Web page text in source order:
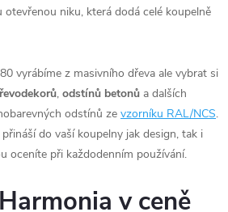
otevřenou niku, která dodá celé koupelně
vyrábíme z masivního dřeva ale vybrat si
, odstínů betonů a dalších
odstínů ze vzorníku RAL/NCS.
do vaší koupelny jak design, tak i
oceníte při každodenním používání.
v ceně